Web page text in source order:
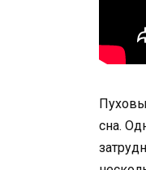
сна.